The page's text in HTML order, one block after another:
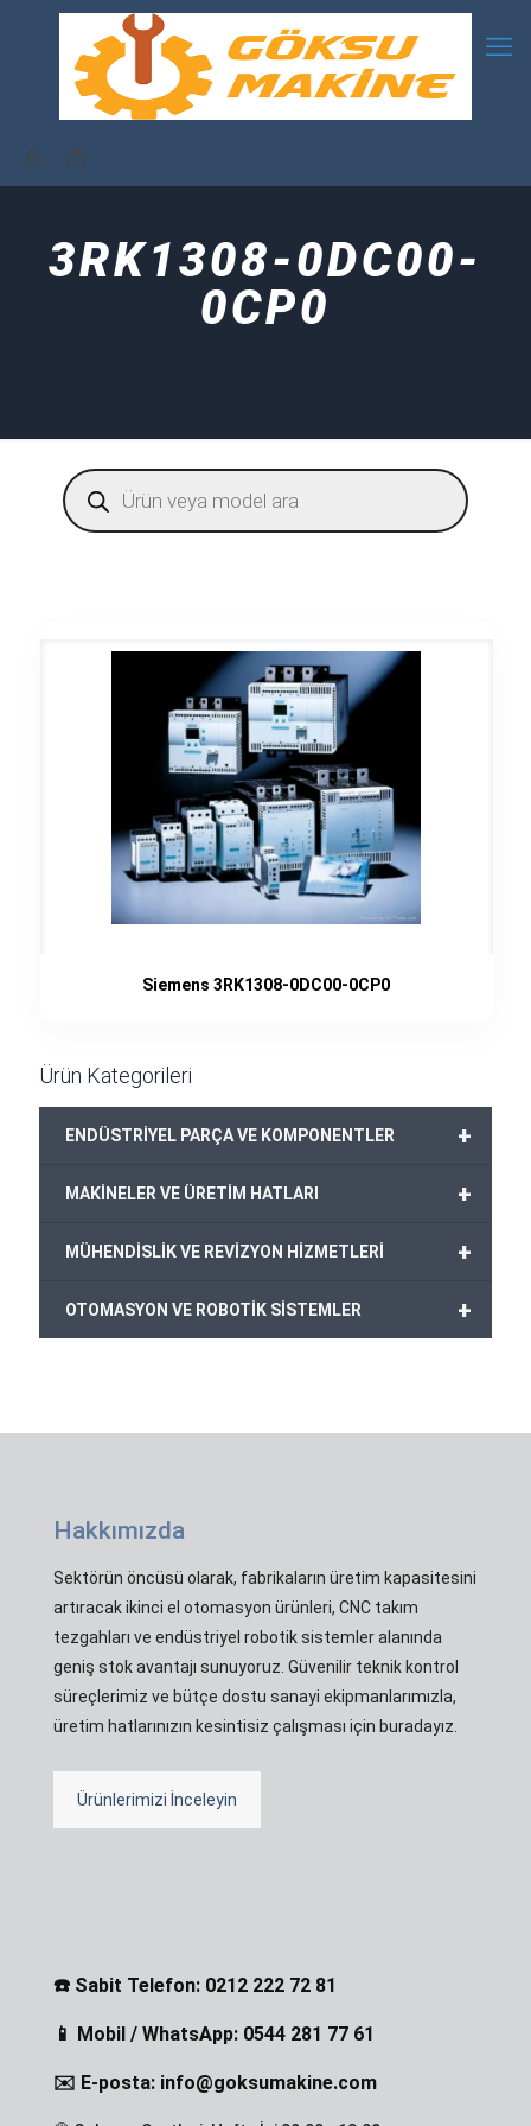
3RK1308-0DC00-
0CP0
Products
search
Siemens 3RK1308-0DC00-0CP0
Ürün Kategorileri
+
ENDÜSTRİYEL PARÇA VE KOMPONENTLER
+
MAKİNELER VE ÜRETİM HATLARI
+
MÜHENDİSLİK VE REVİZYON HİZMETLERİ
+
OTOMASYON VE ROBOTİK SİSTEMLER
Hakkımızda
Sektörün öncüsü olarak, fabrikaların üretim kapasitesini
artıracak ikinci el otomasyon ürünleri, CNC takım
tezgahları ve endüstriyel robotik sistemler alanında
geniş stok avantajı sunuyoruz. Güvenilir teknik kontrol
süreçlerimiz ve bütçe dostu sanayi ekipmanlarımızla,
üretim hatlarınızın kesintisiz çalışması için buradayız.
Ürünlerimizi İnceleyin
☎️ Sabit Telefon: 0212 222 72 81
📱 Mobil / WhatsApp: 0544 281 77 61
✉️ E-posta: info@goksumakine.com